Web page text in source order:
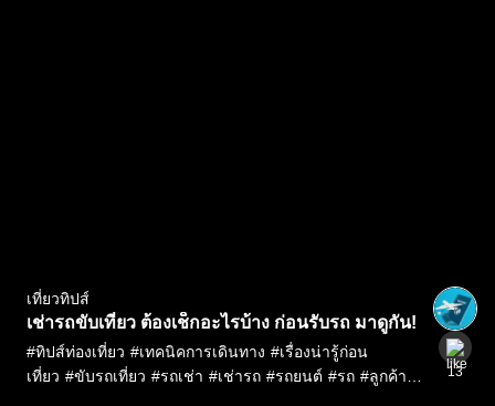
เที่ยวทิปส์
เช่ารถขับเที่ยว ต้องเช็กอะไรบ้าง ก่อนรับรถ มาดูกัน!
#ทิปส์ท่องเที่ยว #เทคนิคการเดินทาง #เรื่องน่ารู้ก่อน
เที่ยว #ขับรถเที่ยว #รถเช่า #เช่ารถ #รถยนต์ #รถ #ลูกค้า
13